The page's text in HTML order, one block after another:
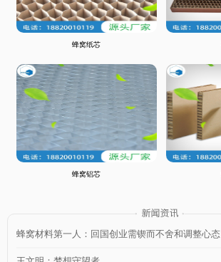
蜂窝纸芯
蜂窝铝芯
蜂窝材料第一人：回国创业需锲而不舍和调整心态